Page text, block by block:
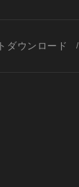
ダウンロード